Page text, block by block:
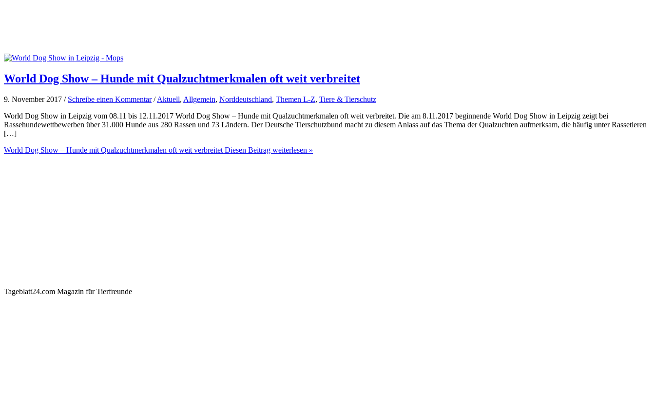
World Dog Show – Hunde mit Qualzuchtmerkmalen oft weit verbreitet
9. November 2017 / Schreibe einen Kommentar /Aktuell, Allgemein, Norddeutschland, Themen L-Z, Tiere & Tierschutz
World Dog Show in Leipzig vom 08.11 bis 12.11.2017 World Dog Show – Hunde mit Qualzuchtmerkmalen oft weit verbreitet. Die am 8.11.2017 beginnende World Dog Show in Leipzig zeigt bei
Rassehundewettbewerben über 31.000 Hunde aus 280 Rassen und 73 Ländern. Der Deutsche Tierschutzbund macht zu diesem Anlass auf das Thema der Qualzuchten aufmerksam, die häufig unter Rassetieren
[…]
World Dog Show – Hunde mit Qualzuchtmerkmalen oft weit verbreitet Diesen Beitrag weiterlesen »
Tageblatt24.com Magazin für Tierfreunde